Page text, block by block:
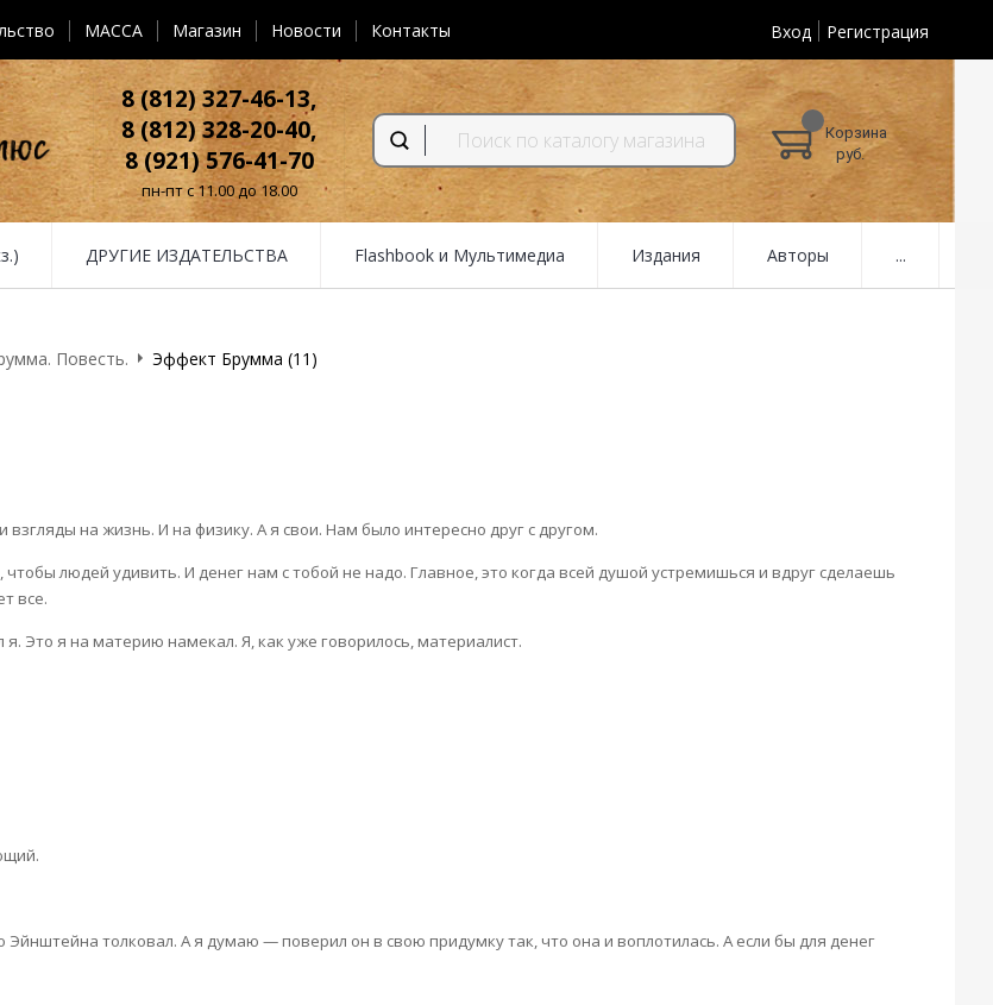
MACCA Магазин Новости Контакты Вход Регистрация
8 (812) 327-46-13,
8 (812) 328-20-40,
8 (921) 576-41-70
пн-пт с 11.00 до 18.00
Корзина
руб.
ДРУГИЕ ИЗДАТЕЛЬСТВА Flashbook и Мультимедиа Издания Авторы ...
Повесть. Эффект Брумма (11)
на жизнь. И на физику. А я свои. Нам было интересно друг с другом.
людей удивить. И денег нам с тобой не надо. Главное, это когда всей душой устремишься и вдруг сделаешь
все.
Это я на материю намекал. Я, как уже говорилось, материалист.
толковал. А я думаю — поверил он в свою придумку так, что она и воплотилась. А если бы для денег